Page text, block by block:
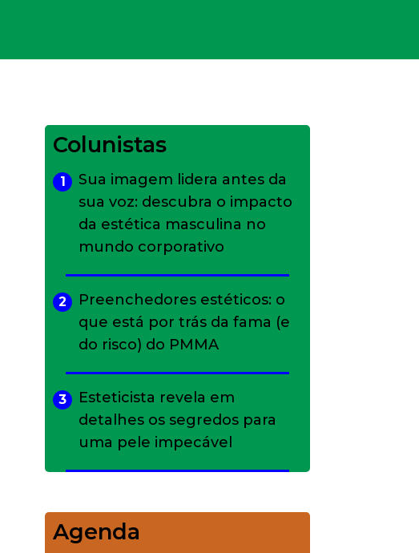
Colunistas
1
Sua imagem lidera antes da
sua voz: descubra o impacto
da estética masculina no
mundo corporativo
2
Preenchedores estéticos: o
que está por trás da fama (e
do risco) do PMMA
3
Esteticista revela em
detalhes os segredos para
uma pele impecável
charme rústico que
conquistou o luxo
Agenda